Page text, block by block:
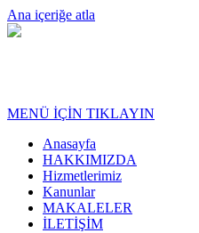
Ana içeriğe atla
MENÜ İÇİN TIKLAYIN
Anasayfa
HAKKIMIZDA
Hizmetlerimiz
Kanunlar
MAKALELER
İLETİŞİM